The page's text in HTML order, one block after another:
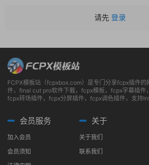
请先 登录
FCPX模板站（fcpxbox.com）是专门分享fcpx插件
件，final cut pro软件下载，fcpx模板，fcpx字幕插件
fcpx转场插件，fcpx分屏插件，fcpx调色插件，支持
会员服务
加入会员
会员须知
关于
关于我们
联系我们